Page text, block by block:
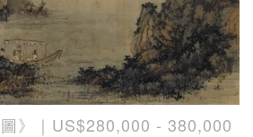
》｜US$280,000 - 380,000